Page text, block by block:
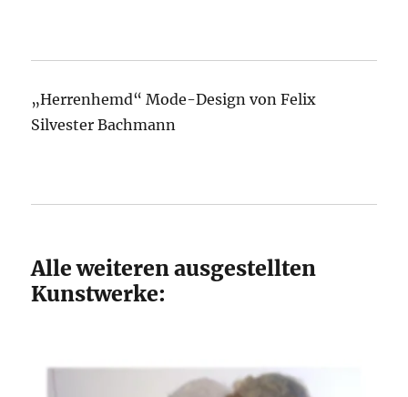
„Herrenhemd“ Mode-Design von Felix
Silvester Bachmann
Alle weiteren ausgestellten
Kunstwerke: